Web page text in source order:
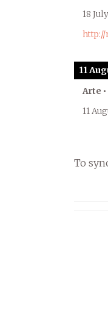
18
http://
11
Arte
11
To